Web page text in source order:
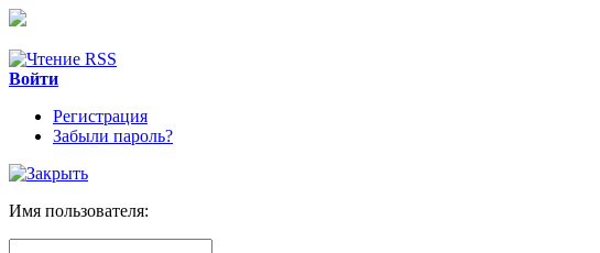
Войти
Регистрация
Забыли пароль?
Имя пользователя: